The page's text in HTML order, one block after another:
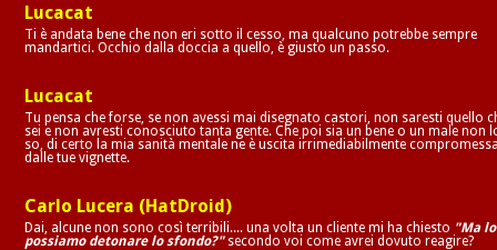
Lucacat
Ti è andata bene che non eri sotto il cesso, ma qualcuno potrebbe sempre
mandartici. Occhio dalla doccia a quello, è giusto un passo.
Lucacat
Tu pensa che forse, se non avessi mai disegnato castori, non saresti quello
sei e non avresti conosciuto tanta gente. Che poi sia un bene o un male non
so, di certo la mia sanità mentale ne è uscita irrimediabilmente
dalle tue vignette.
Carlo Lucera (HatDroid)
Dai, alcune non sono così terribili.... una volta un cliente mi ha chiesto "Ma lo
possiamo detonare lo sfondo?"secondo voi come avrei dovuto reagire?